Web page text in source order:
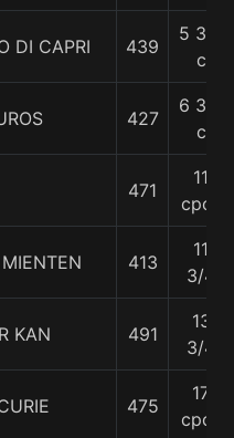
DI CAPRI 439
5 3/4
c
427
6 3/4
c
471
11
cpos
413
11
3/4
KAN 491
13
3/4
475
17
cpos